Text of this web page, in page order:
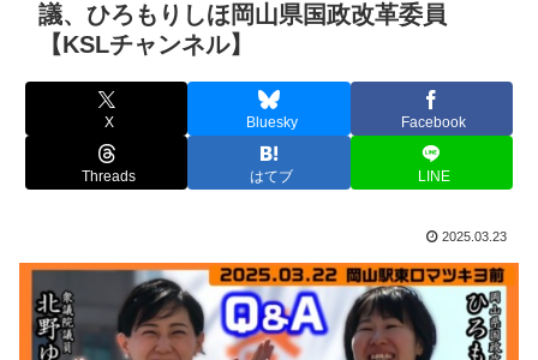
議、ひろもりしほ岡山県国政改革委員
【KSLチャンネル】
X Bluesky Facebook
Threads はてブ LINE
2025.03.23